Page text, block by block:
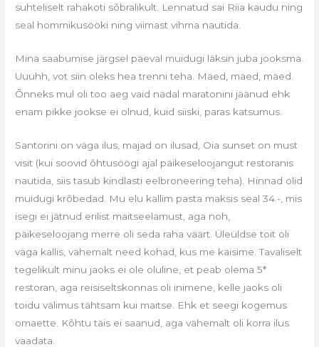
suhteliselt rahakoti sõbralikult. Lennatud sai Riia kaudu ning
seal hommikusööki ning viimast vihma nautida.
Mina saabumise järgsel päeval muidugi läksin juba jooksma.
Uuuhh, vot siin oleks hea trenni teha. Mäed, mäed, mäed.
Õnneks mul oli too aeg vaid nädal maratonini jäänud ehk
enam pikke jookse ei olnud, kuid siiski, paras katsumus.
Santorini on väga ilus, majad on ilusad, Oia sunset on must
visit (kui soovid õhtusöögi ajal päikeseloojangut restoranis
nautida, siis tasub kindlasti eelbroneering teha). Hinnad olid
muidugi krõbedad. Mu elu kallim pasta maksis seal 34.-, mis
isegi ei jätnud erilist maitseelamust, aga noh,
päikeseloojang merre oli seda raha väärt. Üleüldse toit oli
väga kallis, vähemalt need kohad, kus me käisime. Tavaliselt
tegelikult minu jaoks ei ole oluline, et peab olema 5*
restoran, aga reisiseltskonnas oli inimene, kelle jaoks oli
toidu välimus tähtsam kui maitse. Ehk et seegi kogemus
omaette. Kõhtu täis ei saanud, aga vähemalt oli korra ilus
vaadata.